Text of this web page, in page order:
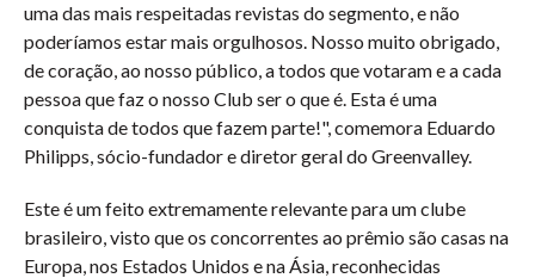
uma das mais respeitadas revistas do segmento, e não
poderíamos estar mais orgulhosos. Nosso muito obrigado,
de coração, ao nosso público, a todos que votaram e a cada
pessoa que faz o nosso Club ser o que é. Esta é uma
conquista de todos que fazem parte!", comemora Eduardo
Philipps, sócio-fundador e diretor geral do Greenvalley.
Este é um feito extremamente relevante para um clube
brasileiro, visto que os concorrentes ao prêmio são casas na
Europa, nos Estados Unidos e na Ásia, reconhecidas